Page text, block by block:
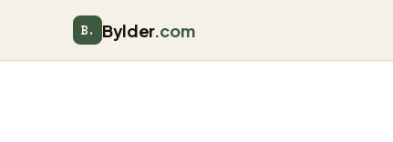
B. Bylder.com